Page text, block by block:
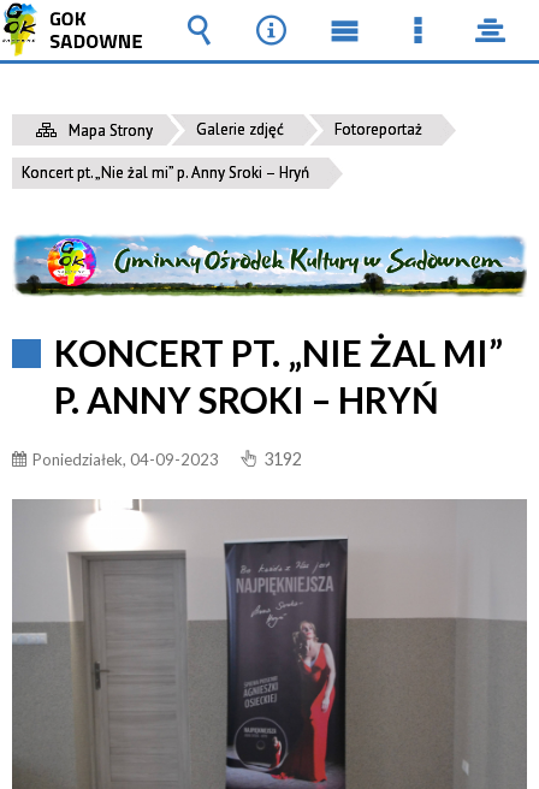
Mapa Strony Galerie zdjęć Fotoreportaż
Koncert pt. „Nie żal mi” p. Anny Sroki – Hryń
KONCERT PT. „NIE ŻAL MI”
P. ANNY SROKI – HRYŃ
Poniedziałek, 04-09-2023 3192
Wyszukiwarka
Narzędzia
MenuMenu